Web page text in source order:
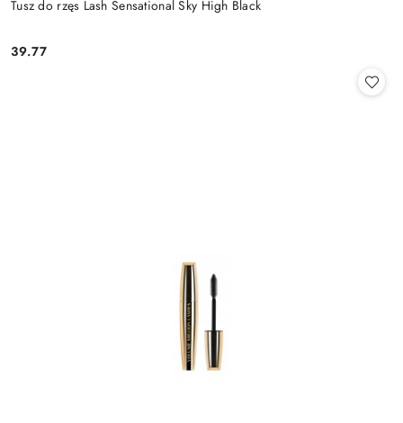
Tusz do rzęs Lash Sensational Sky High Black
Cena:
39.77